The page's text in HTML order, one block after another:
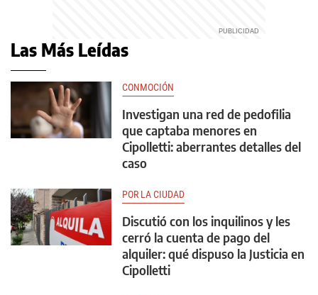
Las Más Leídas
CONMOCIÓN
Investigan una red de pedofilia
que captaba menores en
Cipolletti: aberrantes detalles del
caso
POR LA CIUDAD
Discutió con los inquilinos y les
cerró la cuenta de pago del
alquiler: qué dispuso la Justicia en
Cipolletti